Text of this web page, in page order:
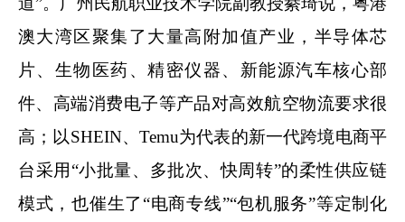
澳大湾区聚集了大量高附加值产业，半导体芯
片、生物医药、精密仪器、新能源汽车核心部
件、高端消费电子等产品对高效航空物流要求很
高；以SHEIN、Temu为代表的新一代跨境电商平
台采用“小批量、多批次、快周转”的柔性供应链
模式，也催生了“电商专线”“包机服务”等定制化